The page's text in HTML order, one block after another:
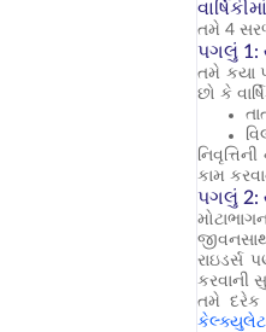
તમે 4 સરળ
પગલું 1:
તમે કયા
છો કે
કામ
પગલું 2:
રાઇડર્સ
કરવાની
તમે દરેક